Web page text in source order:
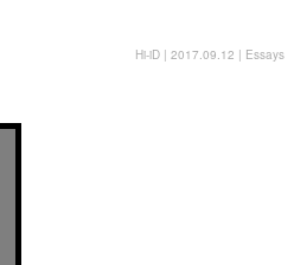
Hi-iD | 2017.09.12 | Essays